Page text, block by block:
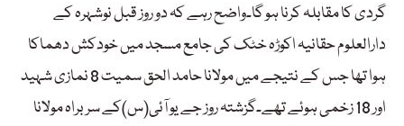
گردی کا مقابلہ کرنا ہو گا۔واضح رہے کہ دو روز قبل نوشہرہ کے
دارالعلوم حقانیہ اکوڑہ خٹک کی جامع مسجد میں خودکش دھماکا
ہوا تھا جس کے نتیجے میں مولانا حامد الحق سمیت 8 نمازی شہید
اور 18 زخمی ہوئے تھے۔گزشتہ روز جے یو آئی(س)کے سربراہ مولانا